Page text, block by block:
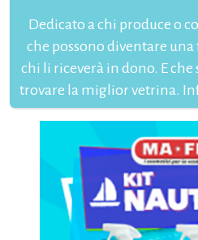
Dedicato a chi produce o
che possono diventare
chi li riceverà in dono. E
trovare la miglior vetrina.